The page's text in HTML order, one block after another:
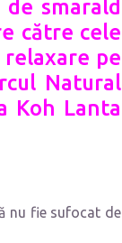
smarald
către cele
pe
Natural
Koh Lanta
nu fie sufocat de